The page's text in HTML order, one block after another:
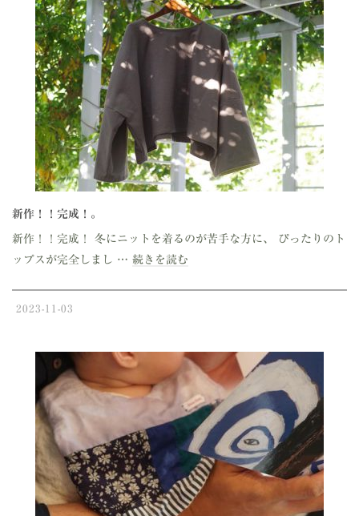
新作！！完成！。
新作！！完成！ 冬にニットを着るのが苦手な方に、 ぴったりのト
ップスが完全しまし … 続きを読む
2023-11-03